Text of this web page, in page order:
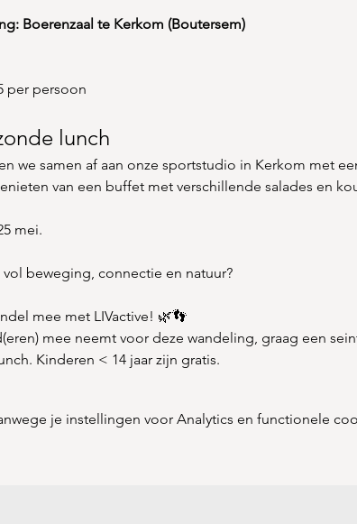
Boerenzaal te Kerkom (Boutersem)
per persoon
lunch
we samen af aan onze sportstudio in Kerkom met
van een buffet met verschillende salades en
mei.
beweging, connectie en natuur?
mee met LIVactive! 🌿👣
mee neemt voor deze wandeling, graag een
Kinderen < 14 jaar zijn gratis.
je instellingen voor Analytics en functionele